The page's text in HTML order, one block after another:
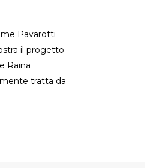
Pavarotti
il progetto
Raina
tratta da